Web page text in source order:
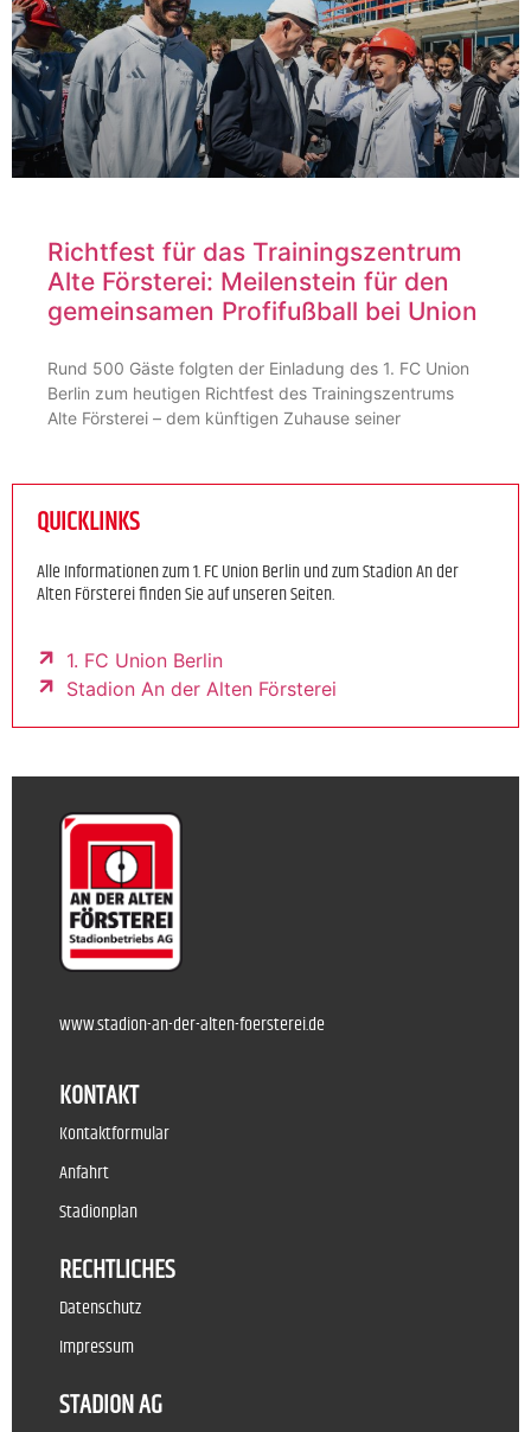
Richtfest für das Trainingszentrum
Alte Försterei: Meilenstein für den
gemeinsamen Profifußball bei Union
Rund 500 Gäste folgten der Einladung des 1. FC Union
Berlin zum heutigen Richtfest des Trainingszentrums
Alte Försterei – dem künftigen Zuhause seiner
QUICKLINKS
Alle Informationen zum 1. FC Union Berlin und zum Stadion An der
Alten Försterei finden Sie auf unseren Seiten.
1. FC Union Berlin
Stadion An der Alten Försterei
www.stadion-an-der-alten-foersterei.de
KONTAKT
Kontaktformular
Anfahrt
Stadionplan
RECHTLICHES
Datenschutz
Impressum
STADION AG